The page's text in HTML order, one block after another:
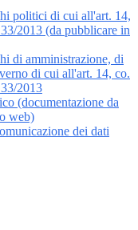
politici di cui all'art. 14,
2013 (da pubblicare in
di amministrazione, di
di cui all'art. 14, co.
2013
(documentazione da
web)
dei dati